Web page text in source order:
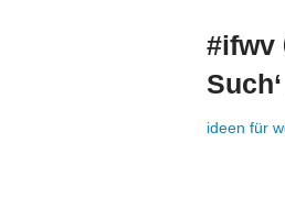
#ifwv
ideen für